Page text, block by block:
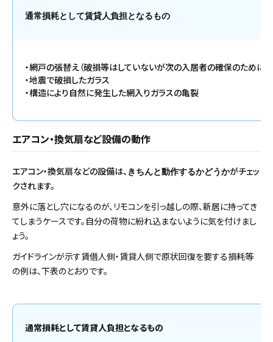
通常損耗として賃貸人負担となるもの
・網戸の張替え（破損等はしていないが次の入居者の確保のために行
・地震で破損したガラス
・構造により自然に発生した網入りガラスの亀裂
エアコン・換気扇など設備の動作
エアコン・換気扇などの設備は、 きちんと動作するかどうかがチェッ
クされます。
意外に落とし穴になるのが、リモコンを引っ越しの際、新居に持ってき
てしまうケースです。自分の荷物に紛れ込まないように気を付けまし
ょう。
ガイドラインが示す賃借人側・賃貸人側で原状回復を要する損耗等
の例は、下表のとおりです。
通常損耗として賃貸人負担となるもの